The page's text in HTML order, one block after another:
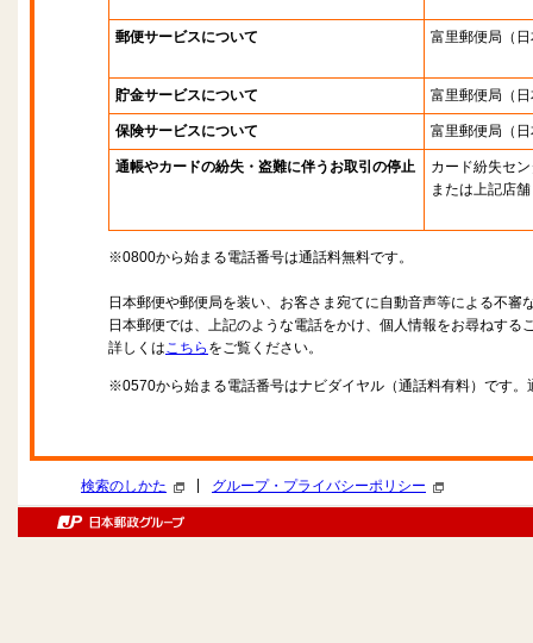
郵便サービスについて 富里郵便局 （
貯金サービスについて 富里郵便局 （
保険サービスについて 富里郵便局 （
通帳やカードの紛失・盗難に伴うお取引の停止
カード紛失セ
または上記店舗
※0800から始まる電話番号は通話料無料です。
日本郵便や郵便局を装い、お客さま宛てに自動音声等による不審
日本郵便では、上記のような電話をかけ、個人情報をお尋ねする
詳しくはこちら をご覧ください。
※0570から始まる電話番号はナビダイヤル（通話料有料）です
検索のしかた グループ・プライバシーポリシー